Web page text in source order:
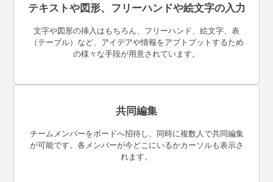
テキストや図形、フリーハンドや絵文字の入力
文字や図形の挿入はもちろん、フリーハンド、絵文字、表
（テーブル）など、アイデアや情報をアプトプットするため
の様々な手段が用意されています。
共同編集
チームメンバーをボードへ招待し、同時に複数人で共同編集
が可能です。各メンバーが今どこにいるかカーソルも表示さ
れます。